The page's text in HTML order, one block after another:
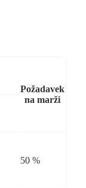
Požadavek
na marži
50 %